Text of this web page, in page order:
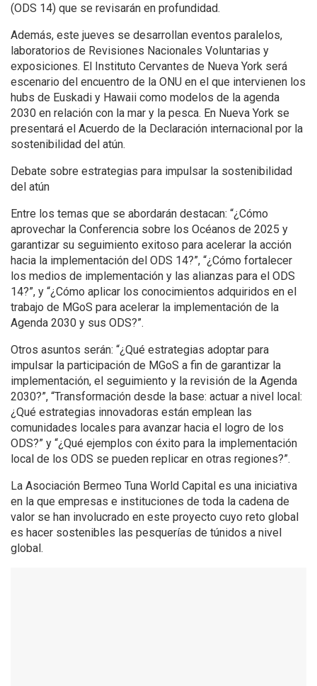
(ODS 14) que se revisarán en profundidad.
Además, este jueves se desarrollan eventos paralelos,
laboratorios de Revisiones Nacionales Voluntarias y
exposiciones. El Instituto Cervantes de Nueva York será
escenario del encuentro de la ONU en el que intervienen los
hubs de Euskadi y Hawaii como modelos de la agenda
2030 en relación con la mar y la pesca. En Nueva York se
presentará el Acuerdo de la Declaración internacional por la
sostenibilidad del atún.
Debate sobre estrategias para impulsar la sostenibilidad
del atún
Entre los temas que se abordarán destacan: “¿Cómo
aprovechar la Conferencia sobre los Océanos de 2025 y
garantizar su seguimiento exitoso para acelerar la acción
hacia la implementación del ODS 14?”, “¿Cómo fortalecer
los medios de implementación y las alianzas para el ODS
14?”, y “¿Cómo aplicar los conocimientos adquiridos en el
trabajo de MGoS para acelerar la implementación de la
Agenda 2030 y sus ODS?”.
Otros asuntos serán: “¿Qué estrategias adoptar para
impulsar la participación de MGoS a fin de garantizar la
implementación, el seguimiento y la revisión de la Agenda
2030?”, “Transformación desde la base: actuar a nivel local:
¿Qué estrategias innovadoras están emplean las
comunidades locales para avanzar hacia el logro de los
ODS?” y “¿Qué ejemplos con éxito para la implementación
local de los ODS se pueden replicar en otras regiones?”.
La Asociación Bermeo Tuna World Capital es una iniciativa
en la que empresas e instituciones de toda la cadena de
valor se han involucrado en este proyecto cuyo reto global
es hacer sostenibles las pesquerías de túnidos a nivel
global.